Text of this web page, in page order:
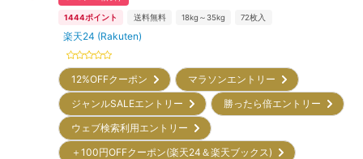
1444ポイント 送料無料 18kg～35kg 72枚入
楽天24 (Rakuten)
12%OFFクーポン
マラソンエントリー
ジャンルSALEエントリー
勝ったら倍エントリー
ウェブ検索利用エントリー
＋100円OFFクーポン(楽天24＆楽天ブックス)